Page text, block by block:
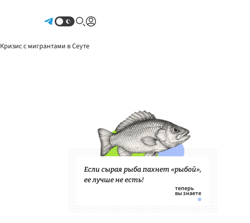
Кризис с мигрантами в Сеуте
Если сырая рыба пахнет «рыбой»,
ее лучше не есть!